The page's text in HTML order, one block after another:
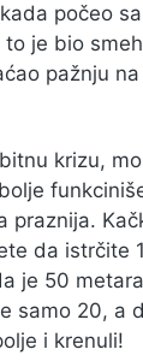
počeo
je bio
pažnju
krizu,
praznija.
da istrčite
je 50
samo 20, a
i krenuli!